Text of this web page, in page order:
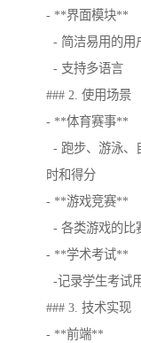
- **界面模块**
- 简洁易用的用
- 支持多语言
### 2. 使用场景
- **体育赛事**
- 跑步、游泳、
时和得分
- **游戏竞赛**
- 各类游戏的比
- **学术考试**
-记录学生考试
### 3. 技术实现
- **前端**